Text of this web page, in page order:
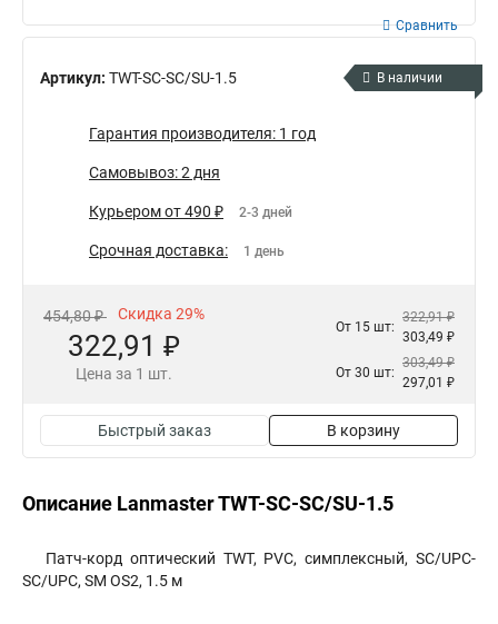
Артикул: TWT-SC-SC/SU-1.5
Сравнить
В наличии
Гарантия производителя: 1 год
Самовывоз: 2 дня
Курьером от 490 ₽ 2-3 дней
Срочная доставка: 1 день
454,80 ₽ Скидка 29%
322,91 ₽
Цена за 1 шт.
От 15 шт:
322,91 ₽
303,49 ₽
От 30 шт:
303,49 ₽
297,01 ₽
Быстрый заказ В корзину
Описание Lanmaster TWT-SC-SC/SU-1.5
Патч-корд оптический TWT, PVC, симплексный, SC/UPC-
SC/UPC, SM OS2, 1.5 м